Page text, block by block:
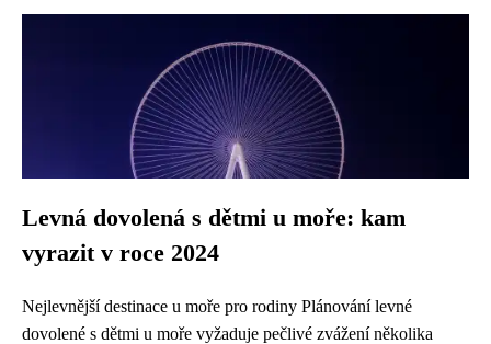
Levná dovolená s dětmi u moře: kam
vyrazit v roce 2024
Nejlevnější destinace u moře pro rodiny Plánování levné
dovolené s dětmi u moře vyžaduje pečlivé zvážení několika